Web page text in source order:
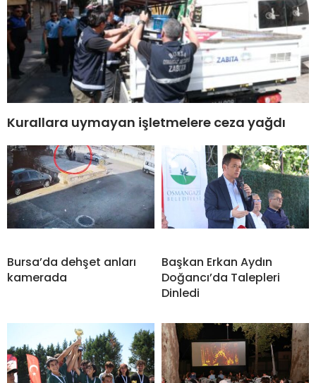
Kurallara uymayan işletmelere ceza yağdı
Bursa’da dehşet anları
kamerada
Başkan Erkan Aydın
Doğancı’da Talepleri
Dinledi